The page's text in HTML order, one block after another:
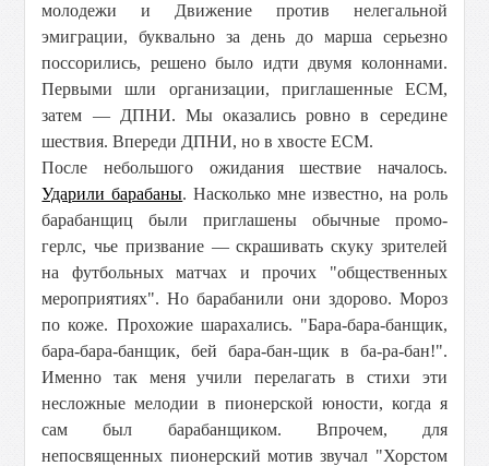
молодежи и Движение против нелегальной
эмиграции, буквально за день до марша серьезно
поссорились, решено было идти двумя колоннами.
Первыми шли организации, приглашенные ЕСМ,
затем — ДПНИ. Мы оказались ровно в середине
шествия. Впереди ДПНИ, но в хвосте ЕСМ.
После небольшого ожидания шествие началось.
Ударили барабаны. Насколько мне известно, на роль
барабанщиц были приглашены обычные промо-
герлс, чье призвание — скрашивать скуку зрителей
на футбольных матчах и прочих "общественных
мероприятиях". Но барабанили они здорово. Мороз
по коже. Прохожие шарахались. "Бара-бара-банщик,
бара-бара-банщик, бей бара-бан-щик в ба-ра-бан!".
Именно так меня учили перелагать в стихи эти
несложные мелодии в пионерской юности, когда я
сам был барабанщиком. Впрочем, для
непосвященных пионерский мотив звучал "Хорстом